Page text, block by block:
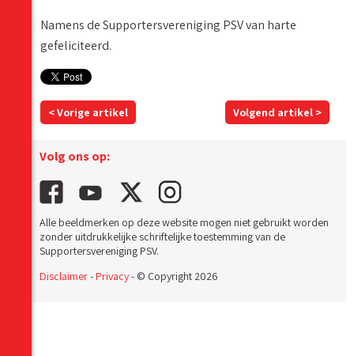
Namens de Supportersvereniging PSV van harte
gefeliciteerd.
< Vorige artikel Volgend artikel >
Volg ons op:
Alle beeldmerken op deze website mogen niet gebruikt worden
zonder uitdrukkelijke schriftelijke toestemming van de
Supportersvereniging PSV.
Disclaimer-Privacy- © Copyright 2026